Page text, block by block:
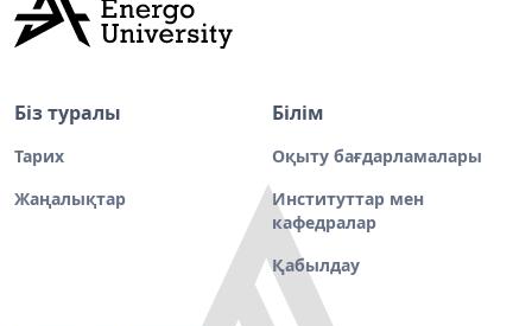
Біз туралы
Тарих
Жаңалықтар
Білім
Оқыту бағдарламалары
Институттар мен
кафедралар
Қабылдау